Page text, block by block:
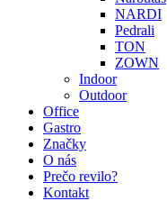
NARDI
Pedrali
TON
ZOWN
Indoor
Outdoor
Office
Gastro
Značky
O nás
Prečo revilo?
Kontakt